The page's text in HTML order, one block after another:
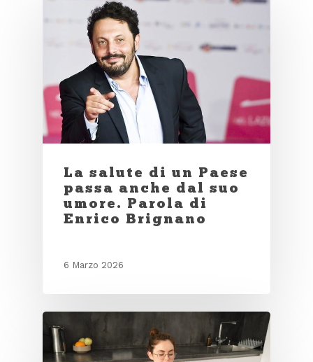
La salute di un Paese
passa anche dal suo
umore. Parola di
Enrico Brignano
6 Marzo 2026